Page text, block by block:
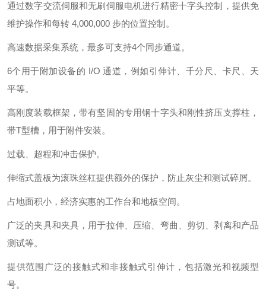
通过数字交流伺服和无刷伺服电机进行精密十字头控制，提供免
维护操作和每转 4,000,000 步的位置控制。
高速数据采集系统，最多可支持4个同步通道。
6个用于附加设备的 I/O 通道，例如引伸计、千分尺、卡尺、天
平等。
高刚度装载框架，带有坚固的专用钢十字头和刚性挤压支撑柱，
带T型槽，用于附件安装。
过载、超程和冲击保护。
伸缩式盖板为滚珠丝杠提供额外的保护，防止灰尘和测试碎屑。
占地面积小，经济实惠的工作台和地板空间。
广泛的夹具和夹具，用于拉伸、压缩、弯曲、剪切、剥离和产品
测试等。
提供范围广泛的接触式和非接触式引伸计，包括激光和视频型
号。